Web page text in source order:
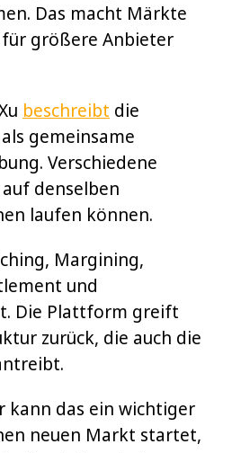
Das macht Märkte
größere Anbieter
beschreibt die
gemeinsame
Verschiedene
denselben
laufen können.
Margining,
und
Die Plattform greift
zurück, die auch die
kann das ein wichtiger
neuen Markt startet,